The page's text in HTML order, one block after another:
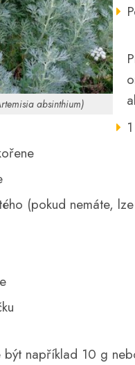
absinthium)
(pokud nemáte,
být například 10 g